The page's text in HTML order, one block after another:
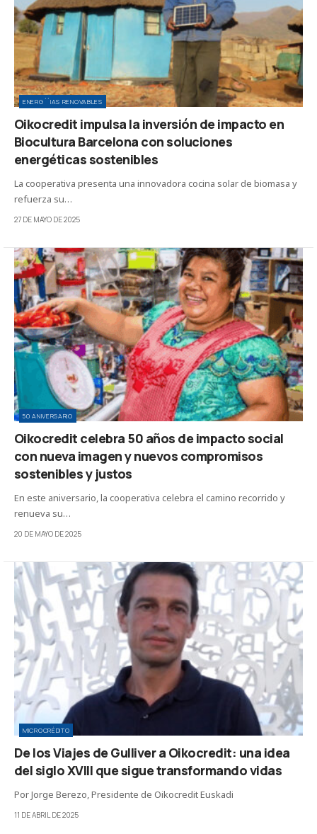
ENERG´´IAS RENOVABLES
Oikocredit impulsa la inversión de impacto en
Biocultura Barcelona con soluciones
energéticas sostenibles
La cooperativa presenta una innovadora cocina solar de biomasa y
refuerza su…
27 DE MAYO DE 2025
50 ANIVERSARIO
Oikocredit celebra 50 años de impacto social
con nueva imagen y nuevos compromisos
sostenibles y justos
En este aniversario, la cooperativa celebra el camino recorrido y
renueva su…
20 DE MAYO DE 2025
MICROCRÉDITO
De los Viajes de Gulliver a Oikocredit: una idea
del siglo XVIII que sigue transformando vidas
Por Jorge Berezo, Presidente de Oikocredit Euskadi
11 DE ABRIL DE 2025